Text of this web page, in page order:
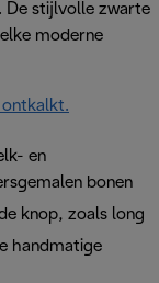
De stijlvolle zwarte
moderne
ontkalkt.
en
bonen
knop, zoals long
handmatige